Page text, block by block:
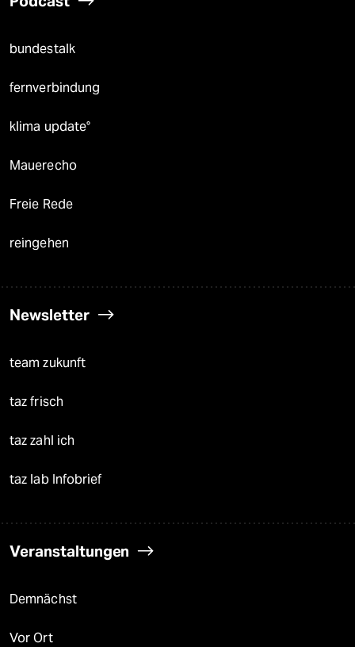
bundestalk
fernverbindung
klima update°
Mauerecho
Freie Rede
reingehen
Newsletter
team zukunft
taz frisch
taz zahl ich
taz lab Infobrief
Veranstaltungen
Demnächst
Vor Ort